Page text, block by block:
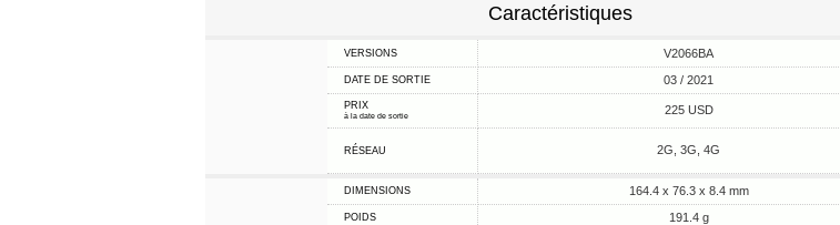
Caractéristiques
VERSIONS V2066BA
DATE DE SORTIE 03 / 2021
PRIX
à la date de sortie 225 USD
RÉSEAU 2G, 3G, 4G
DIMENSIONS 164.4 x 76.3 x 8.4 mm
POIDS 191.4 g